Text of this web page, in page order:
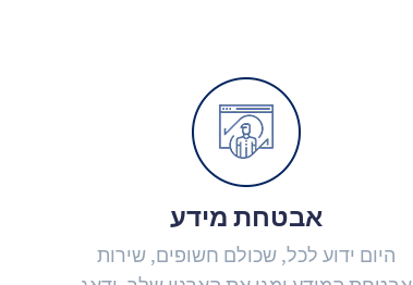
אבטחת מידע
היום ידוע לכל, שכולם חשופים, שירות